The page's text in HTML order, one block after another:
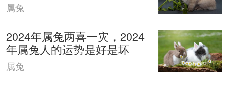
属兔
2024年属兔两喜一灾，2024
年属兔人的运势是好是坏
属兔